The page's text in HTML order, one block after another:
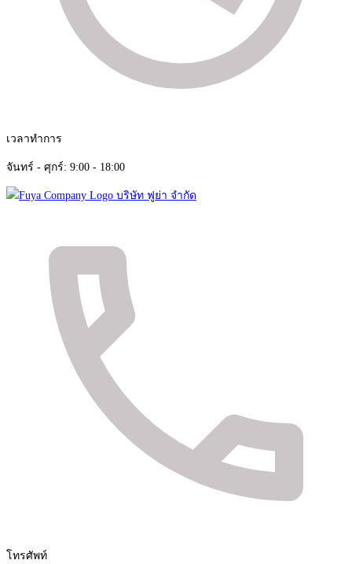
เวลาทำการ
จันทร์ - ศุกร์: 9:00 - 18:00
สไตล์ของคุณ
โทรศัพท์